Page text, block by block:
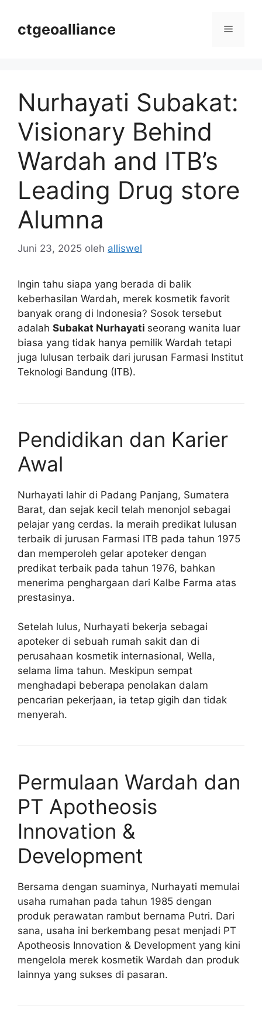
ctgeoalliance Menu
Nurhayati Subakat:
Visionary Behind
Wardah and ITB’s
Leading Drug store
Alumna
Juni 23, 2025 oleh alliswel
Ingin tahu siapa yang berada di balik
keberhasilan Wardah, merek kosmetik favorit
banyak orang di Indonesia? Sosok tersebut
adalah Subakat Nurhayati seorang wanita luar
biasa yang tidak hanya pemilik Wardah tetapi
juga lulusan terbaik dari jurusan Farmasi Institut
Teknologi Bandung (ITB).
Pendidikan dan Karier
Awal
Nurhayati lahir di Padang Panjang, Sumatera
Barat, dan sejak kecil telah menonjol sebagai
pelajar yang cerdas. Ia meraih predikat lulusan
terbaik di jurusan Farmasi ITB pada tahun 1975
dan memperoleh gelar apoteker dengan
predikat terbaik pada tahun 1976, bahkan
menerima penghargaan dari Kalbe Farma atas
prestasinya.
Setelah lulus, Nurhayati bekerja sebagai
apoteker di sebuah rumah sakit dan di
perusahaan kosmetik internasional, Wella,
selama lima tahun. Meskipun sempat
menghadapi beberapa penolakan dalam
pencarian pekerjaan, ia tetap gigih dan tidak
menyerah.
Permulaan Wardah dan
PT Apotheosis
Innovation &
Development
Bersama dengan suaminya, Nurhayati memulai
usaha rumahan pada tahun 1985 dengan
produk perawatan rambut bernama Putri. Dari
sana, usaha ini berkembang pesat menjadi PT
Apotheosis Innovation & Development yang kini
mengelola merek kosmetik Wardah dan produk
lainnya yang sukses di pasaran.